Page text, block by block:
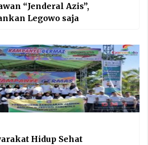
“Jenderal Azis”,
Legowo saja
Hidup Sehat